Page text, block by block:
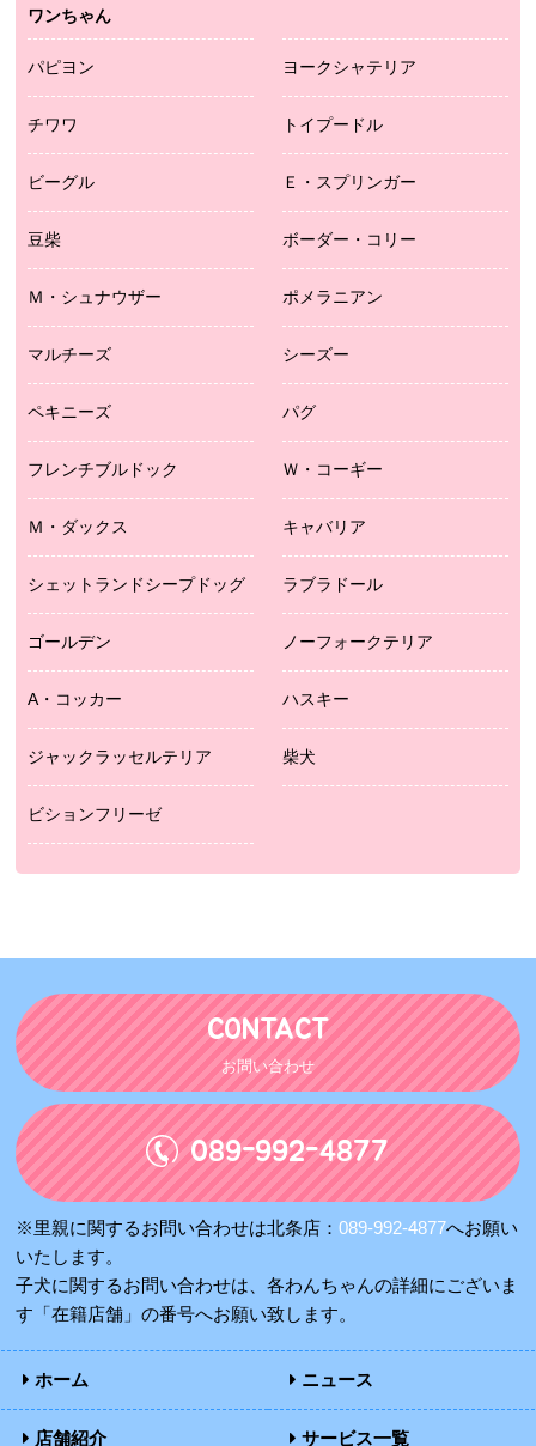
ワンちゃん
パピヨン ヨークシャテリア
チワワ トイプードル
ビーグル Ｅ・スプリンガー
豆柴 ボーダー・コリー
Ｍ・シュナウザー ポメラニアン
マルチーズ シーズー
ペキニーズ パグ
フレンチブルドック Ｗ・コーギー
Ｍ・ダックス キャバリア
シェットランドシープドッグ ラブラドール
ゴールデン ノーフォークテリア
A・コッカー ハスキー
ジャックラッセルテリア 柴犬
ビションフリーゼ
CONTACT
お問い合わせ
089-992-4877
※里親に関するお問い合わせは北条店：089-992-4877へお願い
いたします。
子犬に関するお問い合わせは、各わんちゃんの詳細にございま
す「在籍店舗」の番号へお願い致します。
ホーム ニュース
店舗紹介 サービス一覧